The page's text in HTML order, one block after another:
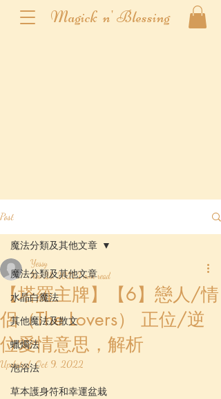
Magick n' Blessing
Post
魔法分類及其他文章
水晶白魔法
其他魔法及散文
蠟燭法
泡浴法
草本護身符和幸運盆栽
魔法分類及其他文章
【塔羅主牌】【6】戀人/情
侶（The Lovers） 正位/逆
位愛情意思，解析
Yessy
Nov 28, 2021 2 min read
Updated:Oct 9, 2022